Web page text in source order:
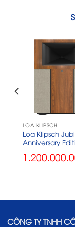
LOA KLIPSCH
Loa Klipsch
Anniversary
CÔNG TY TNHH